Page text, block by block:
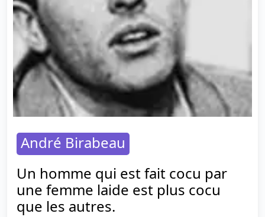
André Birabeau
Un homme qui est fait cocu par
une femme laide est plus cocu
que les autres.